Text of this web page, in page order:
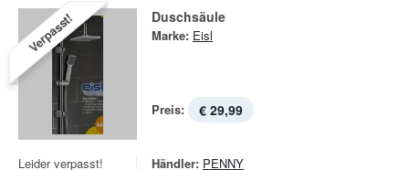
Verpasst! Duschsäule
Marke: Eisl
Preis: € 29,99
Leider verpasst!
Händler: PENNY